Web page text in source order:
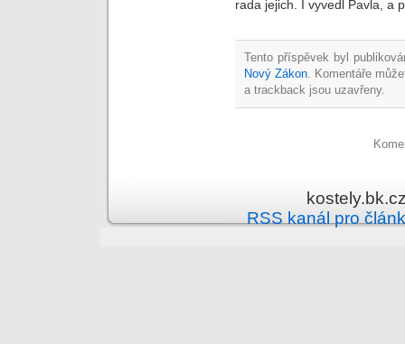
rada jejich. I vyvedl Pavla, a
Tento příspěvek byl
Nový Zákon . Komentáře
a trackback jsou uzavřeny.
RSS kanál pro